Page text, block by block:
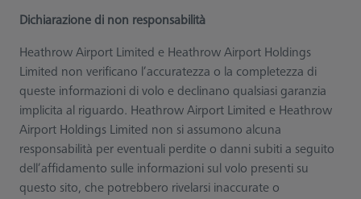
Dichiarazione di non responsabilità
Heathrow Airport Limited e Heathrow Airport Holdings
Limited non verificano l’accuratezza o la completezza di
queste informazioni di volo e declinano qualsiasi garanzia
implicita al riguardo. Heathrow Airport Limited e Heathrow
Airport Holdings Limited non si assumono alcuna
responsabilità per eventuali perdite o danni subiti a seguito
dell’affidamento sulle informazioni sul volo presenti su
questo sito, che potrebbero rivelarsi inaccurate o